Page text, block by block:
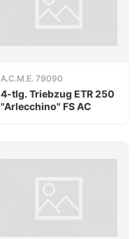
A.C.M.E. 79090
4-tlg. Triebzug ETR 250
"Arlecchino" FS AC